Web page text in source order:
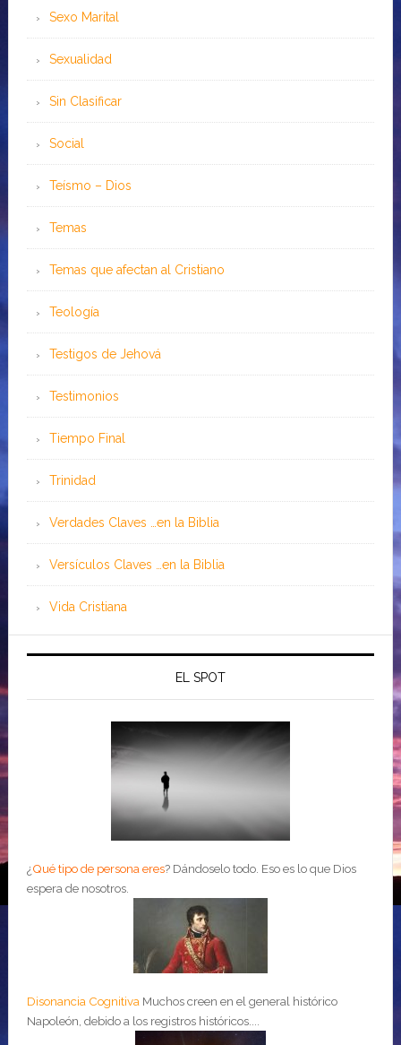
Sexo Marital
Sexualidad
Sin Clasificar
Social
Teísmo – Dios
Temas
Temas que afectan al Cristiano
Teología
Testigos de Jehová
Testimonios
Tiempo Final
Trinidad
Verdades Claves …en la Biblia
Versículos Claves …en la Biblia
Vida Cristiana
EL SPOT
¿Qué tipo de persona eres? Dándoselo todo. Eso es lo que Dios
espera de nosotros.
Disonancia Cognitiva Muchos creen en el general histórico
Napoleón, debido a los registros históricos....